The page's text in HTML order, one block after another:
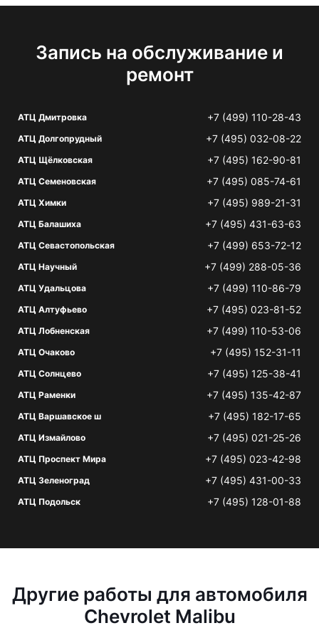
Запись на обслуживание и
ремонт
АТЦ Дмитровка +7 (499) 110-28-43
АТЦ Долгопрудный +7 (495) 032-08-22
АТЦ Щёлковская +7 (495) 162-90-81
АТЦ Семеновская +7 (495) 085-74-61
АТЦ Химки +7 (495) 989-21-31
АТЦ Балашиха +7 (495) 431-63-63
АТЦ Севастопольская +7 (499) 653-72-12
АТЦ Научный +7 (499) 288-05-36
АТЦ Удальцова +7 (499) 110-86-79
АТЦ Алтуфьево +7 (495) 023-81-52
АТЦ Лобненская +7 (499) 110-53-06
АТЦ Очаково +7 (495) 152-31-11
АТЦ Солнцево +7 (495) 125-38-41
АТЦ Раменки +7 (495) 135-42-87
АТЦ Варшавское ш +7 (495) 182-17-65
АТЦ Измайлово +7 (495) 021-25-26
АТЦ Проспект Мира +7 (495) 023-42-98
АТЦ Зеленоград +7 (495) 431-00-33
АТЦ Подольск +7 (495) 128-01-88
Другие работы для автомобиля
Chevrolet Malibu